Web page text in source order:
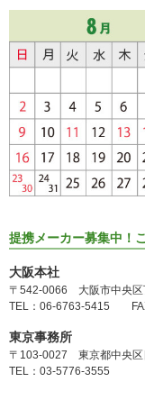
提携メーカー募集中！
大阪本社
〒542-0066 大阪市中央区
TEL：06-6763-5415
東京事務所
〒103-0027 東京都中央区
TEL：03-5776-3555